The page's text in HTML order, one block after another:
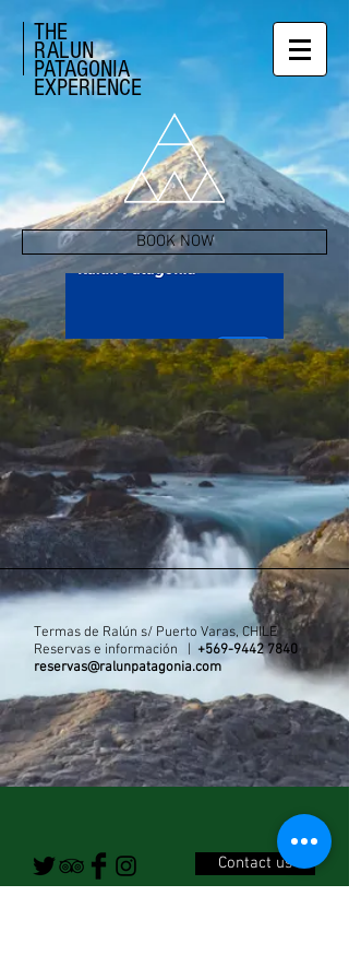
THE
RALUN
PATAGONIA
EXPERIENCE
BOOK NOW
Termas de Ralún s/ Puerto Varas, CHILE
Reservas e información | +569-9442 7840
reservas@ralunpatagonia.com
Contact us